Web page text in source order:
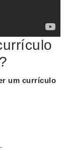
um currículo